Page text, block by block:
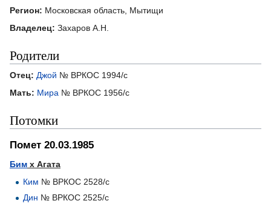
Регион: Московская область, Мытищи
Владелец: Захаров А.Н.
Родители
Отец: Джой № ВРКОС 1994/с
Мать: Мира № ВРКОС 1956/с
Потомки
Помет 20.03.1985
Бим х Агата
Ким № ВРКОС 2528/с
Дин № ВРКОС 2525/с